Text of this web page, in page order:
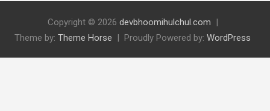
Copyright © 2026 devbhoomihulchul.com
Theme by: Theme Horse Proudly Powered by: WordPress